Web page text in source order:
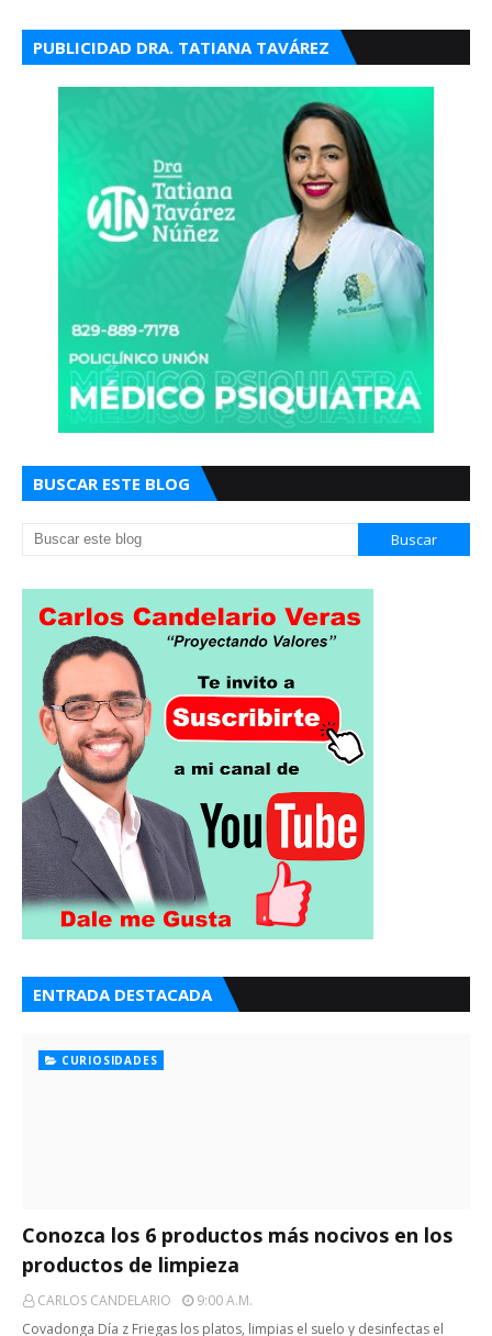
PUBLICIDAD DRA. TATIANA TAVÁREZ
BUSCAR ESTE BLOG
ENTRADA DESTACADA
CURIOSIDADES
Conozca los 6 productos más nocivos en los
productos de limpieza
CARLOS CANDELARIO
9:00 A.m.
Covadonga Día z Friegas los platos, limpias el suelo y desinfectas el